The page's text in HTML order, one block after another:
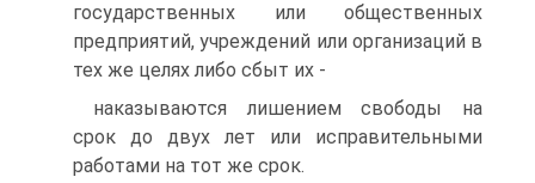
государственных или общественных
предприятий, учреждений или организаций в
тех же целях либо сбыт их -
наказываются лишением свободы на
срок до двух лет или исправительными
работами на тот же срок.